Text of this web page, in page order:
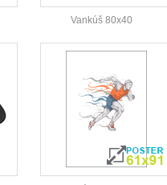
Vankúš 80x40